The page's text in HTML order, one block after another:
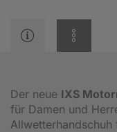
Der neue IXS
für Damen und
Allwetterhandschuh